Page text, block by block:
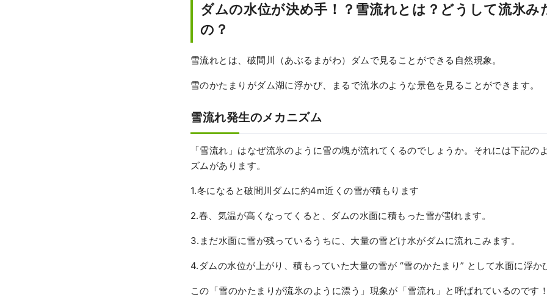
ダムの水位が決め手！？雪流れとは？どうして流氷み
の？
雪流れとは、破間川（あぶるまがわ）ダムで見ることができる自然現象。
雪のかたまりがダム湖に浮かび、まるで流氷のような景色を見ることができます。
雪流れ発生のメカニズム
「雪流れ」はなぜ流氷のように雪の塊が流れてくるのでしょうか。それには下記の
ズムがあります。
1.冬になると破間川ダムに約4m近くの雪が積もります
2.春、気温が高くなってくると、ダムの水面に積もった雪が割れます。
3.まだ水面に雪が残っているうちに、大量の雪どけ水がダムに流れこみます。
4.ダムの水位が上がり、積もっていた大量の雪が “雪のかたまり” として水面に浮か
この「雪のかたまりが流氷のように漂う」現象が「雪流れ」と呼ばれているのです！